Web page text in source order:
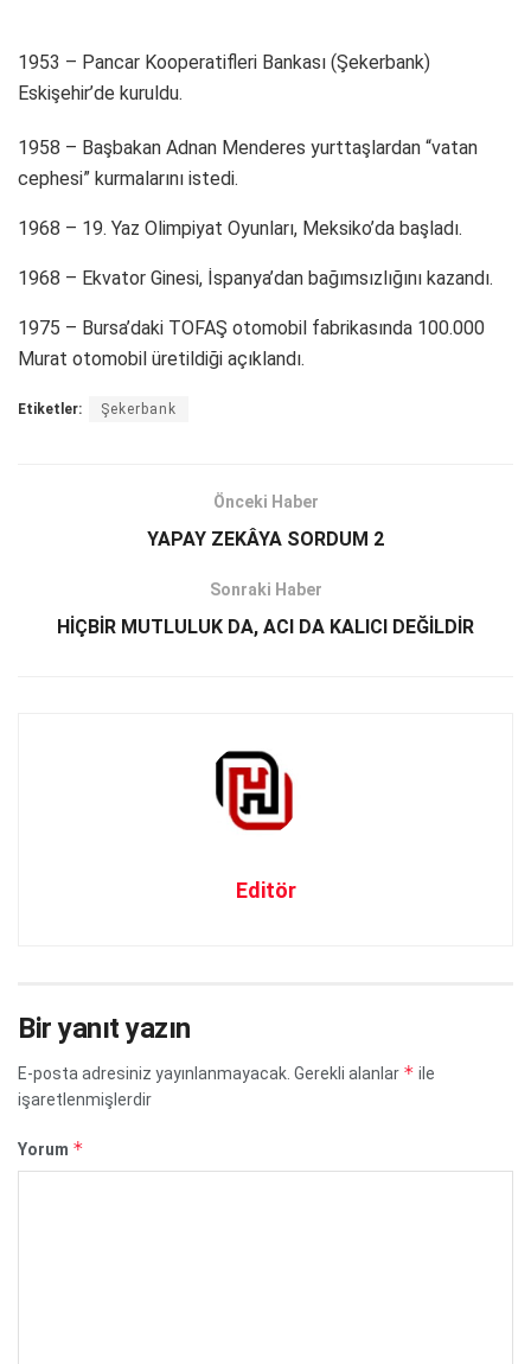
1953 – Pancar Kooperatifleri Bankası (Şekerbank)
Eskişehir’de kuruldu.
1958 – Başbakan Adnan Menderes yurttaşlardan “vatan
cephesi” kurmalarını istedi.
1968 – 19. Yaz Olimpiyat Oyunları, Meksiko’da başladı.
1968 – Ekvator Ginesi, İspanya’dan bağımsızlığını kazandı.
1975 – Bursa’daki TOFAŞ otomobil fabrikasında 100.000
Murat otomobil üretildiği açıklandı.
Etiketler: Şekerbank
Önceki Haber
YAPAY ZEKÂYA SORDUM 2
Sonraki Haber
HİÇBİR MUTLULUK DA, ACI DA KALICI DEĞİLDİR
Editör
Bir yanıt yazın
E-posta adresiniz yayınlanmayacak. Gerekli alanlar * ile
işaretlenmişlerdir
Yorum *